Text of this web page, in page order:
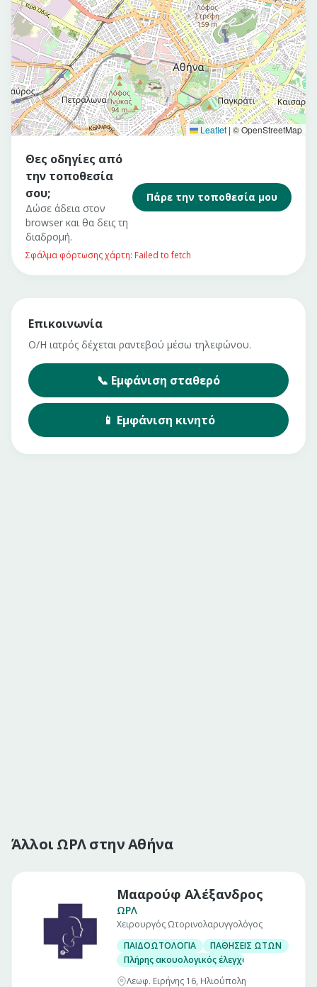
Leaflet |© OpenStreetMap
Θες οδηγίες από
την τοποθεσία
σου;
Δώσε άδεια στον
browser και θα δεις τη
διαδρομή.
Πάρε την τοποθεσία μου
Σφάλμα φόρτωσης χάρτη: Failed to fetch
Επικοινωνία
Ο/Η ιατρός δέχεται ραντεβού μέσω τηλεφώνου.
📞 Εμφάνιση σταθερό
📱 Εμφάνιση κινητό
Άλλοι ΩΡΛ στην Αθήνα
Μααρούφ Αλέξανδρος
ΩΡΛ
Χειρουργός Ωτορινολαρυγγολόγος
ΠΑΙΔΟΩΤΟΛΟΓΙΑ
ΠΑΘΗΣΕΙΣ ΩΤΩΝ
Πλήρης ακουολογικός έλεγχος παίδων
Λεωφ. Ειρήνης 16, Ηλιούπολη